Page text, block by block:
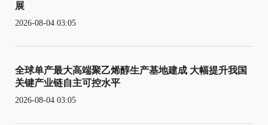
展
2026-08-04 03:05
全球单产最大高端聚乙烯醇生产基地建成 大幅提升我国
关键产业链自主可控水平
2026-08-04 03:05